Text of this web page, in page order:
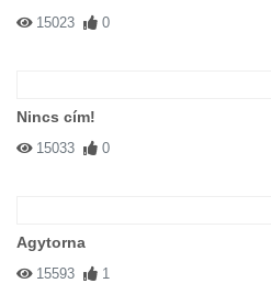
15023 0
Nincs cím!
15033 0
Agytorna
15593 1